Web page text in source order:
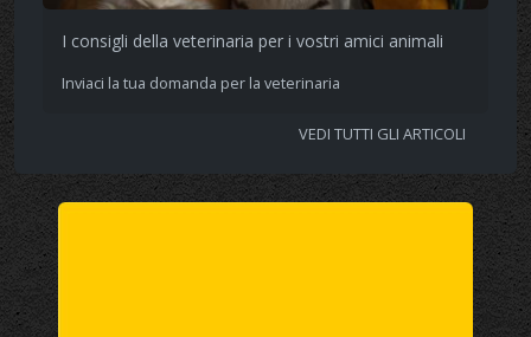
I consigli della veterinaria per i vostri amici animali
Inviaci la tua domanda per la veterinaria
VEDI TUTTI GLI ARTICOLI